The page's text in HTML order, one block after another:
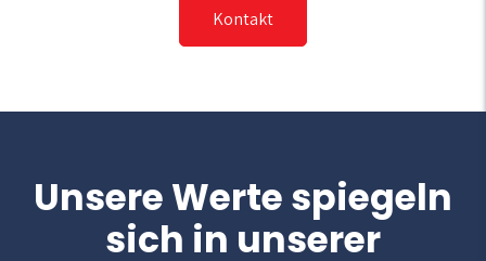
Kontakt
Unsere Werte spiegeln
sich in unserer